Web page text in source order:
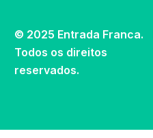
© 2025 Entrada Franca.
Todos os direitos
reservados.